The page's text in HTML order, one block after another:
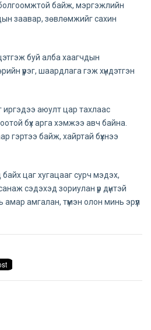
байж, мэргэжлийн
заавар, зөвлөмжийг сахин
буй алба хаагчдын
үүрэг, шаардлага гэж хүндэтгэн
иргэдээ аюулт цар тахлаас
бүх арга хэмжээ авч байна.
гэртээ байж, хайртай бүхнээ
цаг хугацааг сурч мэдэх,
сэдэхэд зориулан үр дүнтэй
амар амгалан, түмэн олон минь эрүүл